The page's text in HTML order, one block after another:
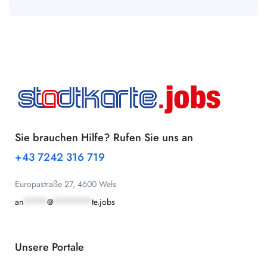
Sie brauchen Hilfe? Rufen Sie uns an
+43 7242 316 719
Europastraße 27, 4600 Wels
an
@ te.jobs
Unsere Portale